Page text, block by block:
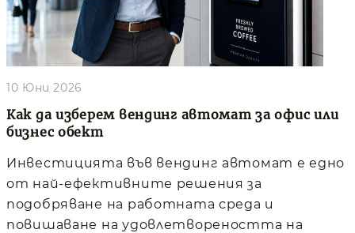
Как да изберем вендинг автомат за офис или
бизнес обект
10 Юни 2026
Инвестицията във вендинг автомат е едно
от най-ефективните решения за
подобряване на работната среда и
повишаване на удовлетвореността на